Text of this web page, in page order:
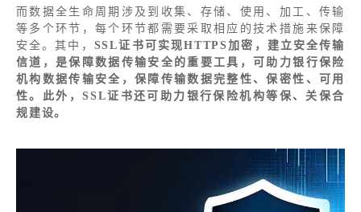
而数据全生命周期涉及到收集、存储、使用、加工、传输
等多个环节，每个环节都需要采取相应的技术措施来保障
安全。其中， SSL证书可实现HTTPS加密，建立安全传输
信道，是保障数据传输安全的重要工具，可助力银行保险
机构数据传输安全，保障传输数据完整性、保密性、可用
性。此外，SSL证书还可助力银行保险机构等保、关保合
规建设。